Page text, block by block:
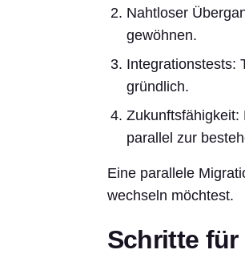
Nahtloser
gewöhnen.
Integrationstests:
gründlich.
Zukunftsfähigkeit:
parallel zur
Eine parallele
wechseln möchtest.
Schritte